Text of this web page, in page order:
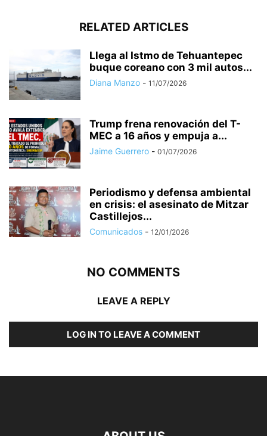
RELATED ARTICLES
Llega al Istmo de Tehuantepec
buque coreano con 3 mil autos...
Diana Manzo - 11/07/2026
Trump frena renovación del T-
MEC a 16 años y empuja a...
Jaime Guerrero - 01/07/2026
Periodismo y defensa ambiental
en crisis: el asesinato de Mitzar
Castillejos...
Comunicados - 12/01/2026
NO COMMENTS
LEAVE A REPLY
LOG IN TO LEAVE A COMMENT